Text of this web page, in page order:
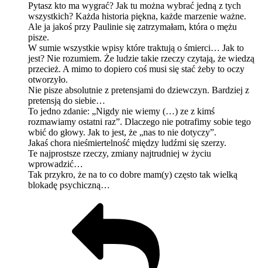
Pytasz kto ma wygrać? Jak tu można wybrać jedną z tych
wszystkich? Każda historia piękna, każde marzenie ważne.
Ale ja jakoś przy Paulinie się zatrzymałam, która o mężu
pisze.
W sumie wszystkie wpisy które traktują o śmierci… Jak to
jest? Nie rozumiem. Że ludzie takie rzeczy czytają, że wiedzą
przecież. A mimo to dopiero coś musi się stać żeby to oczy
otworzyło.
Nie pisze absolutnie z pretensjami do dziewczyn. Bardziej z
pretensją do siebie…
To jedno zdanie: „Nigdy nie wiemy (…) ze z kimś
rozmawiamy ostatni raz”. Dlaczego nie potrafimy sobie tego
wbić do głowy. Jak to jest, że „nas to nie dotyczy”.
Jakaś chora nieśmiertelność między ludźmi się szerzy.
Te najprostsze rzeczy, zmiany najtrudniej w życiu
wprowadzić…
Tak przykro, że na to co dobre mam(y) często tak wielką
blokadę psychiczną…